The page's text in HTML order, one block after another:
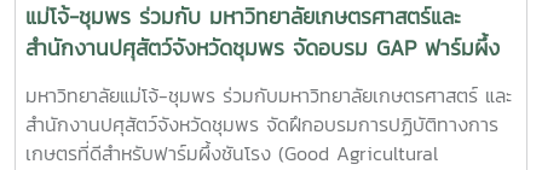
แม่โจ้-ชุมพร ร่วมกับ มหาวิทยาลัยเกษตรศาสตร์และ
สำนักงานปศุสัตว์จังหวัดชุมพร จัดอบรม GAP ฟาร์มผึ้ง
ชันโรง ยกระดับมาตรฐานการเลี้ยงสู่การพัฒนาเศรษฐกิจ
ชุมชนอย่างยั่งยืน
มหาวิทยาลัยแม่โจ้-ชุมพร ร่วมกับมหาวิทยาลัยเกษตรศาสตร์ และ
สำนักงานปศุสัตว์จังหวัดชุมพร จัดฝึกอบรมการปฏิบัติทางการ
เกษตรที่ดีสำหรับฟาร์มผึ้งชันโรง (Good Agricultural